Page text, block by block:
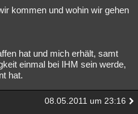
kommen und wohin wir gehen
hat und mich erhält, samt
einmal bei IHM sein werde,
hat.
08.05.2011 um 23:16